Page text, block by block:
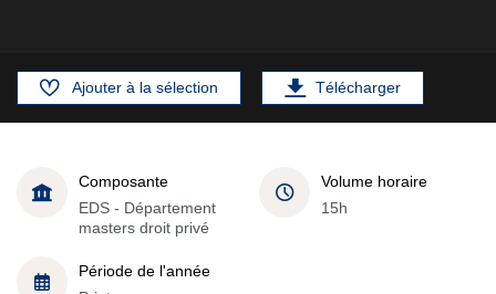
Ajouter à la sélection Télécharger
Composante
EDS - Département
masters droit privé
Volume horaire
15h
Période de l'année